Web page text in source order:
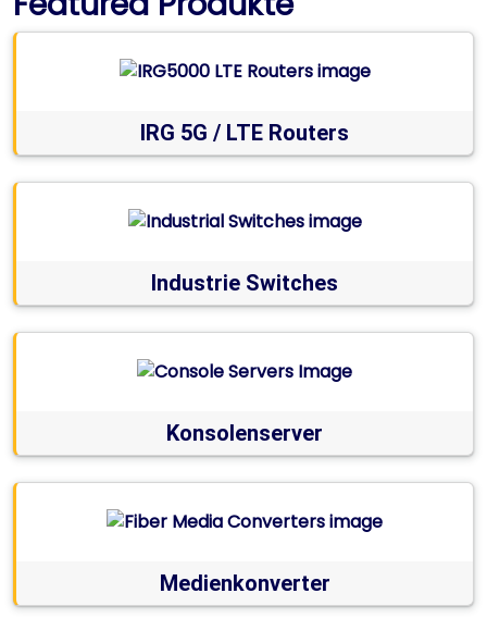
IRG 5G / LTE Routers
Industrie Switches
Konsolenserver
Medienkonverter